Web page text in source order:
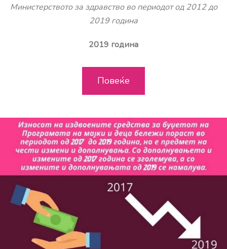
Министерството за здравство во периодот од 2012 до
2019 година
2019 година
Повеќе